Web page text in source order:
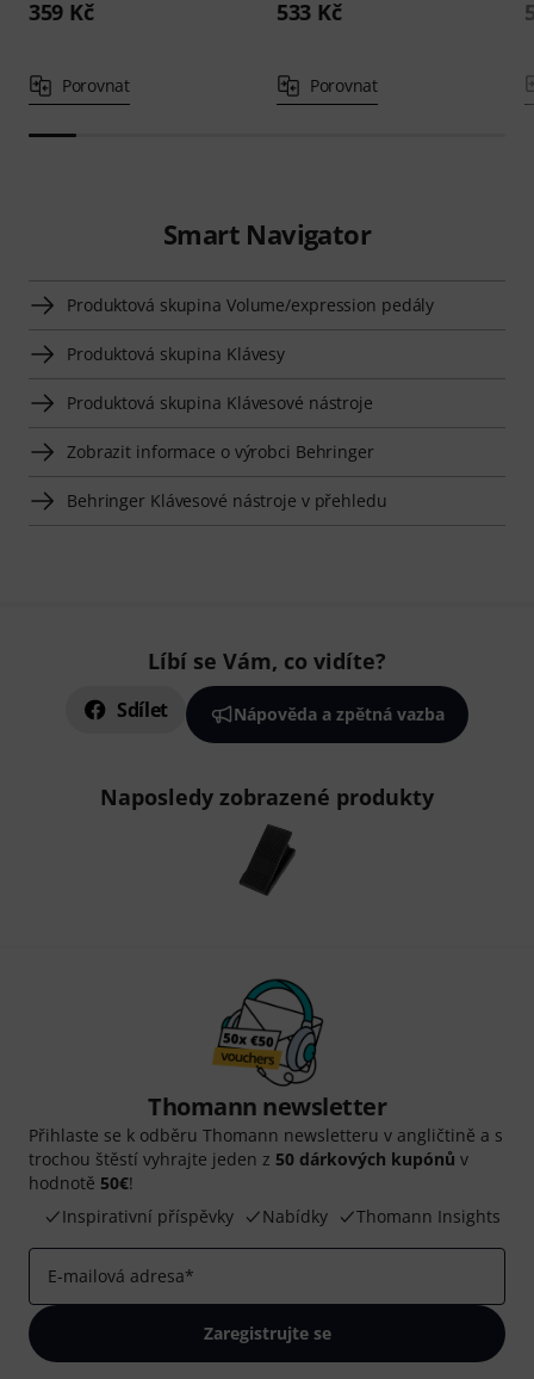
359 Kč
Porovnat
533 Kč
Porovnat
Smart Navigator
Produktová skupina Volume/expression pedály
Produktová skupina Klávesy
Produktová skupina Klávesové nástroje
Zobrazit informace o výrobci Behringer
Behringer Klávesové nástroje v přehledu
Líbí se Vám, co vidíte?
Sdílet Nápověda a zpětná vazba
Naposledy zobrazené produkty
Thomann newsletter
Přihlaste se k odběru Thomann newsletteru v angličtině a s
trochou štěstí vyhrajte jeden z 50 dárkových kupónů v
hodnotě 50€!
Inspirativní příspěvky
Nabídky Thomann Insights
E-mailová adresa*
Zaregistrujte se